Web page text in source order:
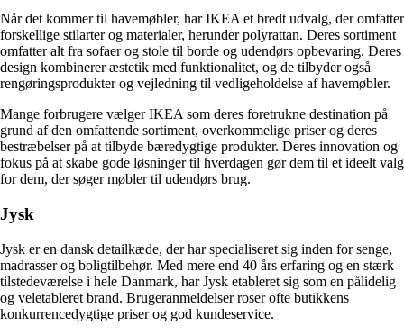
Når det kommer til havemøbler, har IKEA et bredt udvalg, der omfatter
forskellige stilarter og materialer, herunder polyrattan. Deres sortiment
omfatter alt fra sofaer og stole til borde og udendørs opbevaring. Deres
design kombinerer æstetik med funktionalitet, og de tilbyder også
rengøringsprodukter og vejledning til vedligeholdelse af havemøbler.
Mange forbrugere vælger IKEA som deres foretrukne destination på
grund af den omfattende sortiment, overkommelige priser og deres
bestræbelser på at tilbyde bæredygtige produkter. Deres innovation og
fokus på at skabe gode løsninger til hverdagen gør dem til et ideelt valg
for dem, der søger møbler til udendørs brug.
Jysk
Jysk er en dansk detailkæde, der har specialiseret sig inden for senge,
madrasser og boligtilbehør. Med mere end 40 års erfaring og en stærk
tilstedeværelse i hele Danmark, har Jysk etableret sig som en pålidelig
og veletableret brand. Brugeranmeldelser roser ofte butikkens
konkurrencedygtige priser og god kundeservice.